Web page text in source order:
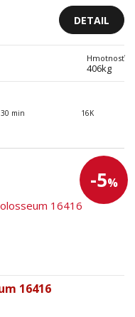
DETAIL
Hmotnosť
406kg
30 min 16K
-5%
16416